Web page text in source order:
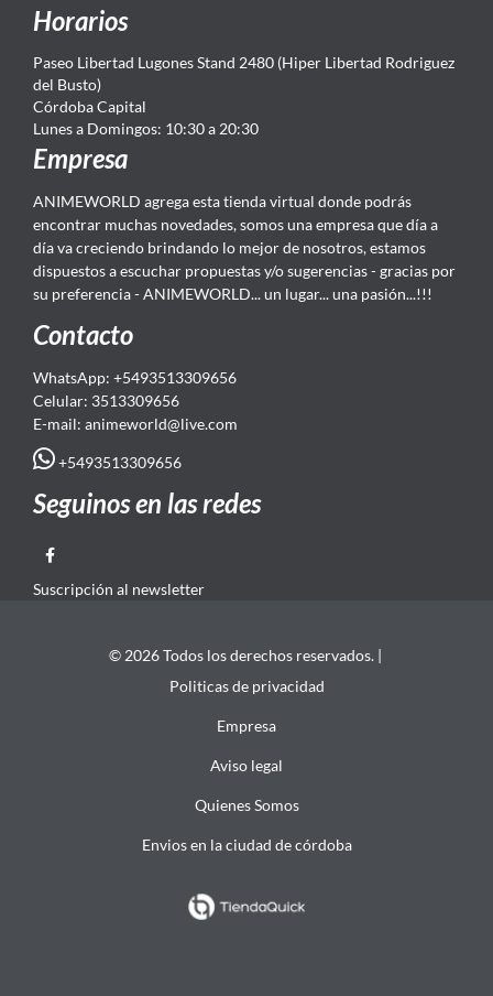
Horarios
Paseo Libertad Lugones Stand 2480 (Hiper Libertad Rodriguez
del Busto)
Córdoba Capital
Lunes a Domingos: 10:30 a 20:30
Empresa
ANIMEWORLD agrega esta tienda virtual donde podrás
encontrar muchas novedades, somos una empresa que día a
día va creciendo brindando lo mejor de nosotros, estamos
dispuestos a escuchar propuestas y/o sugerencias - gracias por
su preferencia - ANIMEWORLD... un lugar... una pasión...!!!
Contacto
WhatsApp: +5493513309656
Celular: 3513309656
E-mail: animeworld@live.com
+5493513309656
Seguinos en las redes
Suscripción al newsletter
© 2026 Todos los derechos reservados. |
Politicas de privacidad
Empresa
Aviso legal
Quienes Somos
Envios en la ciudad de córdoba